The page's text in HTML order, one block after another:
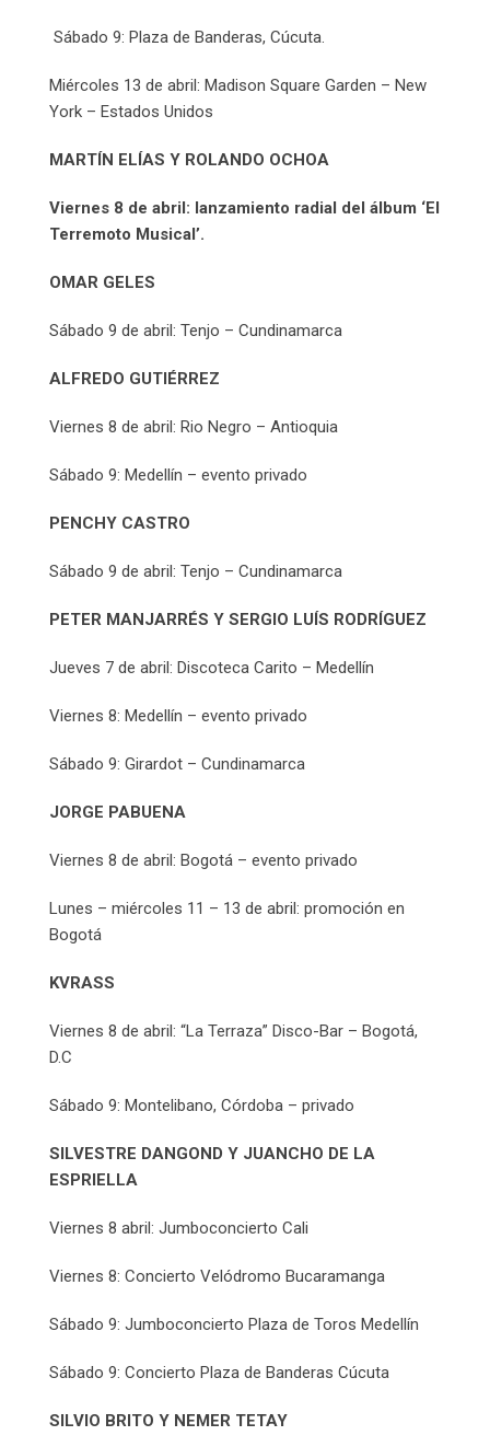
Sábado 9: Plaza de Banderas, Cúcuta.
Miércoles 13 de abril: Madison Square Garden – New
York – Estados Unidos
MARTÍN ELÍAS Y ROLANDO OCHOA
Viernes 8 de abril: lanzamiento radial del álbum ‘El
Terremoto Musical’.
OMAR GELES
Sábado 9 de abril: Tenjo – Cundinamarca
ALFREDO GUTIÉRREZ
Viernes 8 de abril: Rio Negro – Antioquia
Sábado 9: Medellín – evento privado
PENCHY CASTRO
Sábado 9 de abril: Tenjo – Cundinamarca
PETER MANJARRÉS Y SERGIO LUÍS RODRÍGUEZ
Jueves 7 de abril: Discoteca Carito – Medellín
Viernes 8: Medellín – evento privado
Sábado 9: Girardot – Cundinamarca
JORGE PABUENA
Viernes 8 de abril: Bogotá – evento privado
Lunes – miércoles 11 – 13 de abril: promoción en
Bogotá
KVRASS
Viernes 8 de abril: “La Terraza” Disco-Bar – Bogotá,
D.C
Sábado 9: Montelibano, Córdoba – privado
SILVESTRE DANGOND Y JUANCHO DE LA
ESPRIELLA
Viernes 8 abril: Jumboconcierto Cali
Viernes 8: Concierto Velódromo Bucaramanga
Sábado 9: Jumboconcierto Plaza de Toros Medellín
Sábado 9: Concierto Plaza de Banderas Cúcuta
SILVIO BRITO Y NEMER TETAY